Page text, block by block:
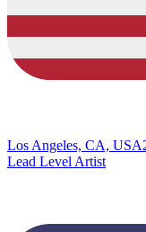
Los Angeles, CA, USA
Lead Level Artist